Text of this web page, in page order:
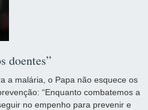
doentes”
a malária, o Papa não esquece os
“Enquanto combatemos a
no empenho para prevenir e